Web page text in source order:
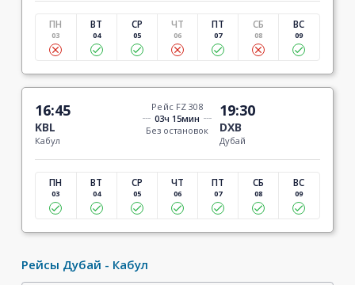
ПН
03
ВТ
04
СР
05
ЧТ
06
ПТ
07
СБ
08
ВС
09
16:45
KBL
Кабул
Рейс FZ 308
03ч 15мин
Без остановок
19:30
DXB
Дубай
ПН
03
ВТ
04
СР
05
ЧТ
06
ПТ
07
СБ
08
ВС
09
Рейсы Дубай - Кабул